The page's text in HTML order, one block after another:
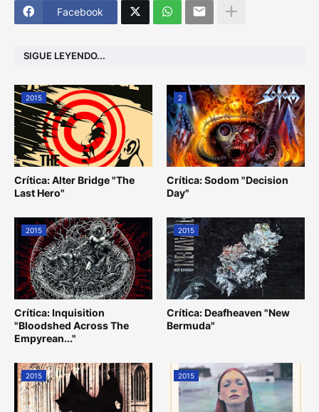
Facebook
SIGUE LEYENDO...
2015
Crítica: Alter Bridge "The
Last Hero"
2
Crítica: Sodom "Decision
Day"
2015
Crítica: Inquisition
"Bloodshed Across The
Empyrean..."
2015
Crítica: Deafheaven "New
Bermuda"
2015 2015